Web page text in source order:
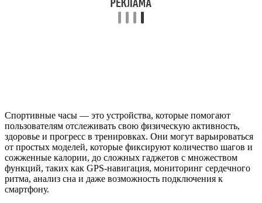
Спортивные часы — это устройства, которые помогают
пользователям отслеживать свою физическую активность,
здоровье и прогресс в тренировках. Они могут варьироваться
от простых моделей, которые фиксируют количество шагов и
сожженные калории, до сложных гаджетов с множеством
функций, таких как GPS-навигация, мониторинг сердечного
ритма, анализ сна и даже возможность подключения к
смартфону.